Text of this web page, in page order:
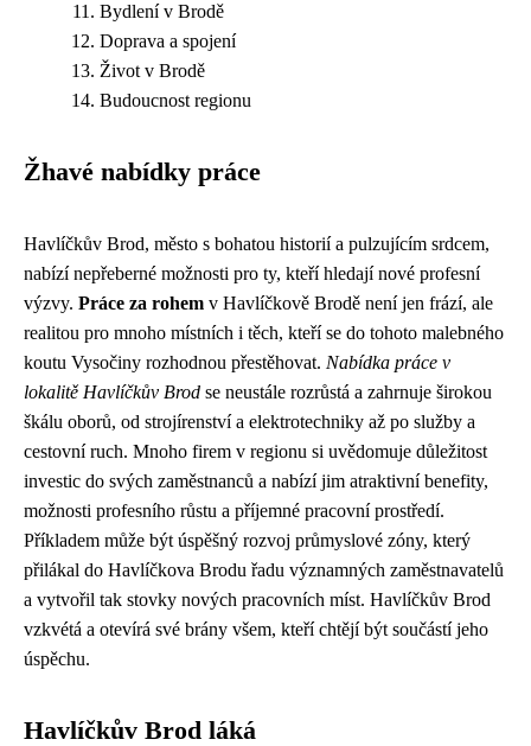
Bydlení v Brodě
Doprava a spojení
Život v Brodě
Budoucnost regionu
Žhavé nabídky práce
Havlíčkův Brod, město s bohatou historií a pulzujícím srdcem,
nabízí nepřeberné možnosti pro ty, kteří hledají nové profesní
výzvy. Práce za rohem v Havlíčkově Brodě není jen frází, ale
realitou pro mnoho místních i těch, kteří se do tohoto malebného
koutu Vysočiny rozhodnou přestěhovat. Nabídka práce v
lokalitě Havlíčkův Brod se neustále rozrůstá a zahrnuje širokou
škálu oborů, od strojírenství a elektrotechniky až po služby a
cestovní ruch. Mnoho firem v regionu si uvědomuje důležitost
investic do svých zaměstnanců a nabízí jim atraktivní benefity,
možnosti profesního růstu a příjemné pracovní prostředí.
Příkladem může být úspěšný rozvoj průmyslové zóny, který
přilákal do Havlíčkova Brodu řadu významných zaměstnavatelů
a vytvořil tak stovky nových pracovních míst. Havlíčkův Brod
vzkvétá a otevírá své brány všem, kteří chtějí být součástí jeho
úspěchu.
Havlíčkův Brod láká